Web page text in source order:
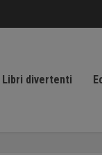
Libri divertenti